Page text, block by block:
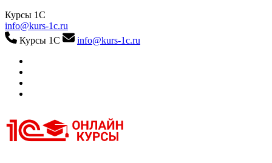
Курсы 1С
info@kurs-1c.ru
Курсы 1С
info@kurs-1c.ru